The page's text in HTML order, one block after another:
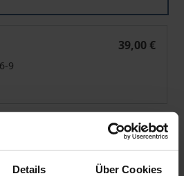
Details Über Cookies
39,00 €
9
Abhängig von der Lieferadresse